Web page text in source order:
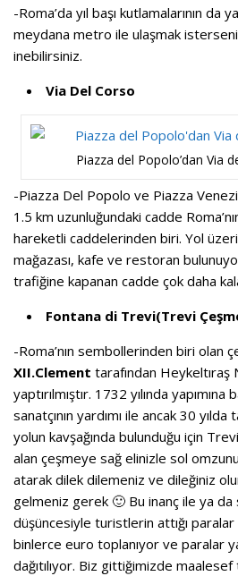
-Roma’da yıl başı kutlamalarının da
meydana metro ile ulaşmak
inebilirsiniz.
Via Del Corso
Piazza del Popolo’dan Via
-Piazza Del Popolo ve Piazza
1.5 km uzunluğundaki cadde
hareketli caddelerinden biri. Yol
mağazası, kafe ve restoran
trafiğine kapanan cadde çok daha
Fontana di Trevi(Trevi
-Roma’nın sembollerinden biri olan
XII.Clement tarafından Heykeltıraş
yaptırılmıştır. 1732 yılında
sanatçının yardımı ile ancak 30
yolun kavşağında bulunduğu için
alan çeşmeye sağ elinizle sol
atarak dilek dilemeniz ve dileğiniz
gelmeniz gerek 🙂 Bu inanç ile ya
düşüncesiyle turistlerin attığı
binlerce euro toplanıyor ve paralar
dağıtılıyor. Biz gittiğimizde